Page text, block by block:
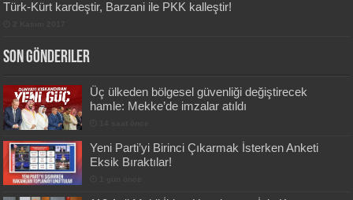
Türk-Kürt kardeştir, Barzani ile PKK kalleştir!
Son Gönderiler
Üç ülkeden bölgesel güvenliği değiştirecek
hamle: Mekke’de imzalar atıldı
Yeni Parti’yi Birinci Çıkarmak İsterken Anketi
Eksik Bıraktılar!